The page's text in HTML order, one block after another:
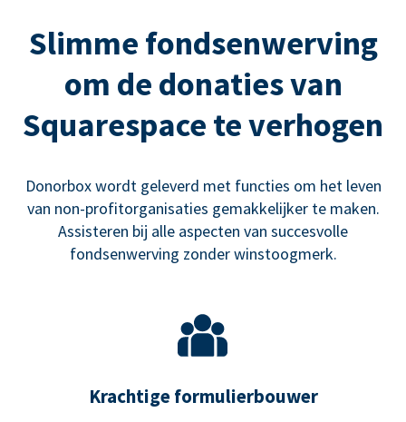
Slimme fondsenwerving
om de donaties van
Squarespace te verhogen
Donorbox wordt geleverd met functies om het leven
van non-profitorganisaties gemakkelijker te maken.
Assisteren bij alle aspecten van succesvolle
fondsenwerving zonder winstoogmerk.
Krachtige formulierbouwer